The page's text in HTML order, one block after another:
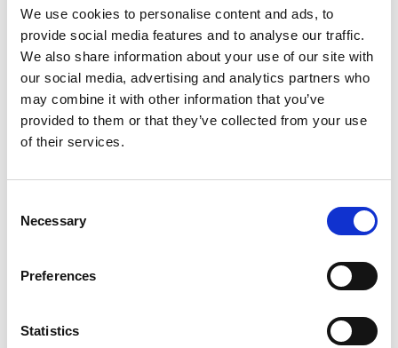
We use cookies to personalise content and ads, to
provide social media features and to analyse our traffic.
We also share information about your use of our site with
our social media, advertising and analytics partners who
may combine it with other information that you’ve
provided to them or that they’ve collected from your use
of their services.
Selection
Necessary
Preferences
Statistics
Mit mehr als 100.000 Benutzern in Forschungseinrichtungen
und Labors in über 60 Ländern ist E-Prime die weltweit
führende Software für Verhaltensexperimente. E-Prime
bietet eine wirklich benutzerfreundliche Umgebung für
computergestütztes Experimentdesign, Datenerfassung
und Analyse. E-Prime bietet ein Millisekunden-genaues
Timing, um die Genauigkeit Ihrer Daten sicherzustellen. Die
zu erstellen, ist ideal für Anfänger und Fortgeschrittene.
- Button-Unterobjekt für Antworten